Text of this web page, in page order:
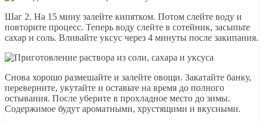
Шаг 2. На 15 мину залейте кипятком. Потом слейте воду и
повторите процесс. Теперь воду слейте в сотейник, засыпьте
сахар и соль. Вливайте уксус через 4 минуты после закипания.
Снова хорошо размешайте и залейте овощи. Закатайте банку,
переверните, укутайте и оставьте на время до полного
остывания. После уберите в прохладное место до зимы.
Содержимое будут ароматными, хрустящими и вкусными.